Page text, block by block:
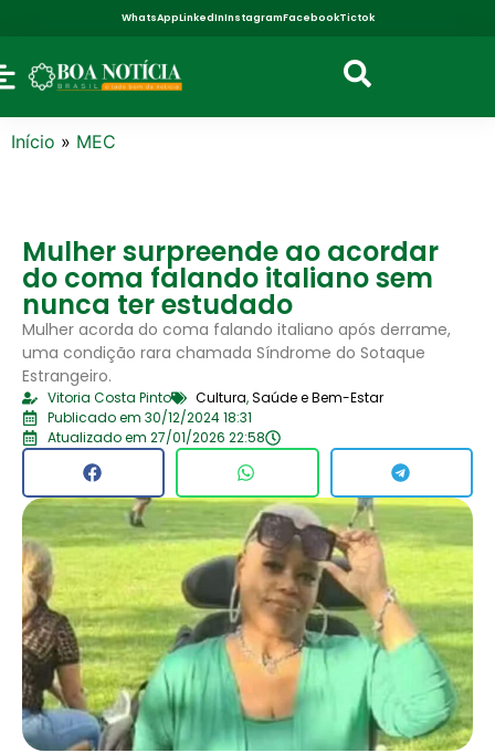
WhatsAppLinkedInInstagramFacebookTictok
Início » MEC
Mulher surpreende ao acordar
do coma falando italiano sem
nunca ter estudado
Mulher acorda do coma falando italiano após derrame,
uma condição rara chamada Síndrome do Sotaque
Estrangeiro.
Vitoria Costa Pinto Cultura,Saúde e Bem-Estar
Publicado em 30/12/2024 18:31
Atualizado em 27/01/2026 22:58